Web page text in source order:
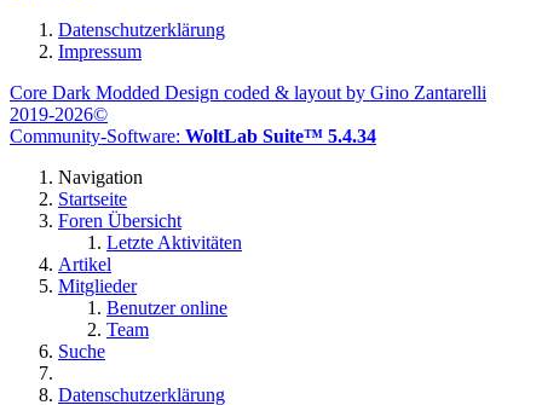
Datenschutzerklärung
Impressum
Core Dark Modded Design coded & layout by Gino Zantarelli
2019-2026©
Community-Software: WoltLab Suite™ 5.4.34
Navigation
Startseite
Foren Übersicht
Letzte Aktivitäten
Artikel
Mitglieder
Benutzer online
Team
Suche
Datenschutzerklärung